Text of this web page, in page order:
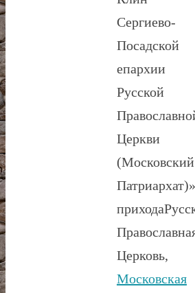
Сергиево-
Посадской
епархии
Русской
Церкви
(Московский
Патриархат)»
прихода
Церковь,
Московская